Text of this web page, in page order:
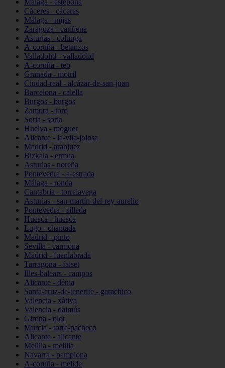
Málaga - estepona
Cáceres - cáceres
Málaga - mijas
Zaragoza - cariñena
Asturias - colunga
A-coruña - betanzos
Valladolid - valladolid
A-coruña - teo
Granada - motril
Ciudad-real - alcázar-de-san-juan
Barcelona - calella
Burgos - burgos
Zamora - toro
Soria - soria
Huelva - moguer
Alicante - la-vila-joiosa
Madrid - aranjuez
Bizkaia - ermua
Asturias - noreña
Pontevedra - a-estrada
Málaga - ronda
Cantabria - torrelavega
Asturias - san-martín-del-rey-aurelio
Pontevedra - silleda
Huesca - huesca
Lugo - chantada
Madrid - pinto
Sevilla - carmona
Madrid - fuenlabrada
Tarragona - falset
Illes-balears - campos
Alicante - dénia
Santa-cruz-de-tenerife - garachico
Valencia - xàtiva
Valencia - daimús
Girona - olot
Murcia - torre-pacheco
Alicante - alicante
Melilla - melilla
Navarra - pamplona
A-coruña - melide